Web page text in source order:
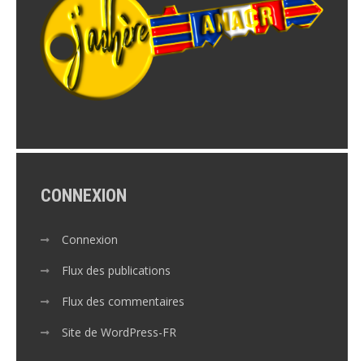
CONNEXION
Connexion
Flux des publications
Flux des commentaires
Site de WordPress-FR